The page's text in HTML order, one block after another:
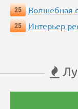
25
Волшебная
25
Интерьер